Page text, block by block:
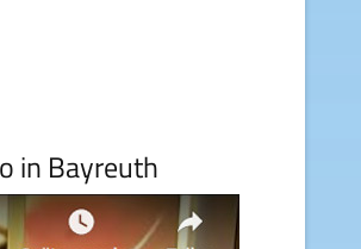
in Bayreuth